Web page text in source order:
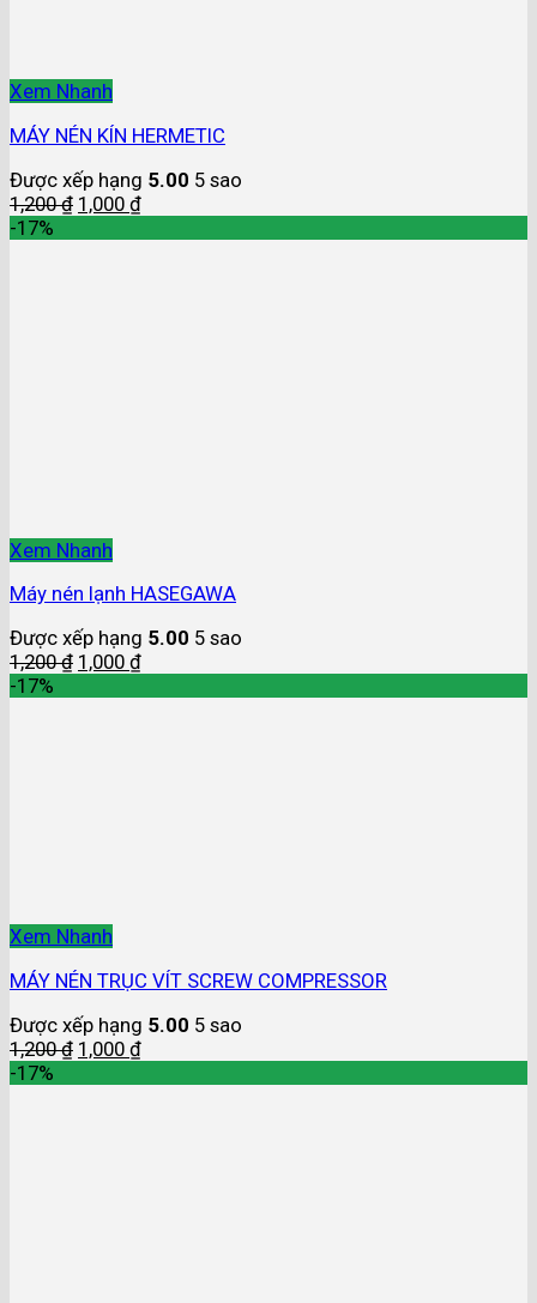
Xem Nhanh
MÁY NÉN KÍN HERMETIC
Được xếp hạng 5.00 5 sao
1,200₫ 1,000 ₫
-17%
Xem Nhanh
Máy nén lạnh HASEGAWA
Được xếp hạng 5.00 5 sao
1,200₫ 1,000 ₫
-17%
Xem Nhanh
MÁY NÉN TRỤC VÍT SCREW COMPRESSOR
Được xếp hạng 5.00 5 sao
1,200₫ 1,000 ₫
-17%